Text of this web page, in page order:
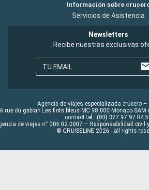
Información sobre
Servicios de Asistencia
Newsletters
Recibe nuestras exclusivas
TU EMAIL
Agencia de viajes especializada crucero –
rue du gabian Les flots bleus MC 98 000 Monaco
contact tel : (00) 377 97 97 84
de viajes n° 006 02 0007 – Responsabilidad civil
© CRUISELINE 2026 - all rights